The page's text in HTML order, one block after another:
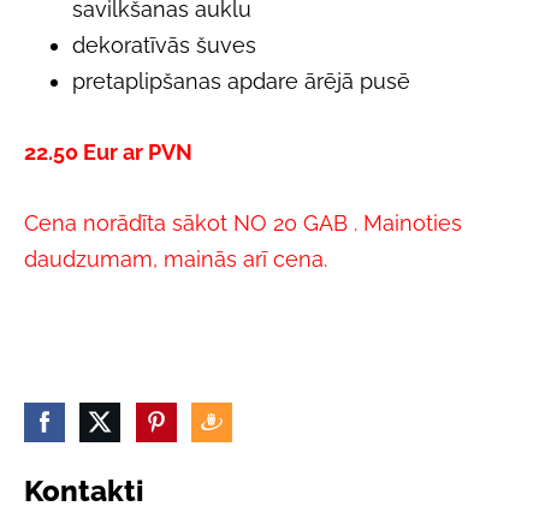
Kontakti
savilkšanas auklu
dekoratīvās šuves
pretaplipšanas apdare ārējā pusē
22.50 Eur ar PVN
Cena norādīta sākot NO 20 GAB . Mainoties
daudzumam, mainās arī cena.